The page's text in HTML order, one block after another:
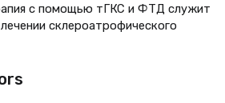
с помощью тГКС и ФТД служит
склероатрофического